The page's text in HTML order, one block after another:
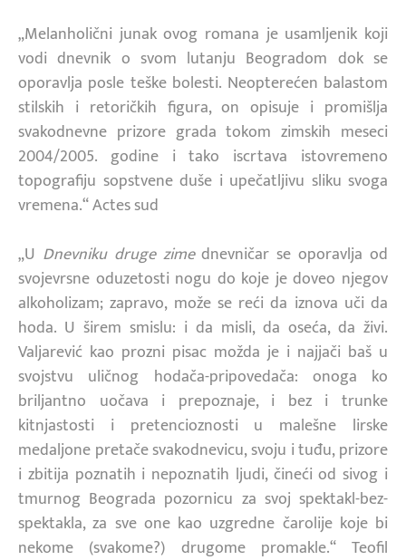
„Melanholični junak ovog romana je usamljenik koji
vodi dnevnik o svom lutanju Beogradom dok se
oporavlja posle teške bolesti. Neopterećen balastom
stilskih i retoričkih figura, on opisuje i promišlja
svakodnevne prizore grada tokom zimskih meseci
2004/2005. godine i tako iscrtava istovremeno
topografiju sopstvene duše i upečatljivu sliku svoga
vremena.“ Actes sud
„U Dnevniku druge zimednevničar se oporavlja od
svojevrsne oduzetosti nogu do koje je doveo njegov
alkoholizam; zapravo, može se reći da iznova uči da
hoda. U širem smislu: i da misli, da oseća, da živi.
Valjarević kao prozni pisac možda je i najjači baš u
svojstvu uličnog hodača-pripovedača: onoga ko
briljantno uočava i prepoznaje, i bez i trunke
kitnjastosti i pretencioznosti u malešne lirske
medaljone pretače svakodnevicu, svoju i tuđu, prizore
i zbitija poznatih i nepoznatih ljudi, čineći od sivog i
tmurnog Beograda pozornicu za svoj spektakl-bez-
spektakla, za sve one kao uzgredne čarolije koje bi
nekome (svakome?) drugome promakle.“ Teofil